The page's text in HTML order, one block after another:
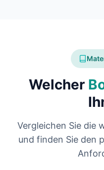
Welcher
Vergleichen Sie die
und finden Sie den